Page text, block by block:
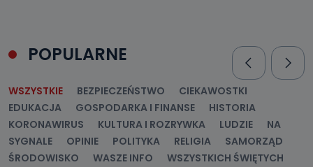
POPULARNE
WSZYSTKIE BEZPIECZEŃSTWO
CIEKAWOSTKI
EDUKACJA
GOSPODARKA I FINANSE
HISTORIA
KORONAWIRUS
KULTURA I ROZRYWKA LUDZIE
NA
SYGNALE
OPINIE POLITYKA RELIGIA
SAMORZĄD
ŚRODOWISKO
WASZE INFO
WSZYSTKICH ŚWIĘTYCH